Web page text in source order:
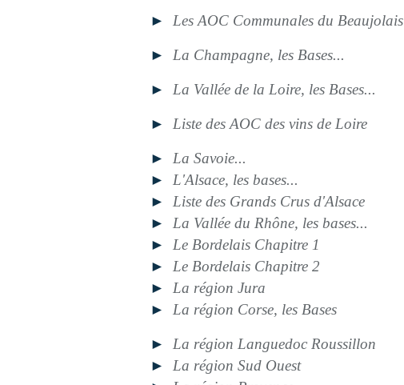
► Les AOC Communales du Beaujolais
► La Champagne, les Bases...
► La Vallée de la Loire, les Bases...
► Liste des AOC des vins de Loire
►
La Savoie...
►
L'Alsace, les bases...
►
Liste des Grands Crus d'Alsace
►
La Vallée du Rhône, les bases...
►
Le Bordelais Chapitre 1
►
Le Bordelais Chapitre 2
►
La région Jura
►
La région Corse, les Bases
►
La région Languedoc Roussillon
►
La région Sud Ouest